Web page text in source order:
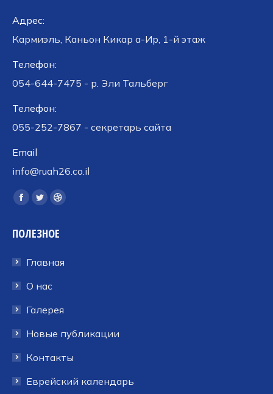
Адрес:
Кармиэль, Каньон Кикар а-Ир, 1-й этаж
Телефон:
054-644-7475 - р. Эли Тальберг
Телефон:
055-252-7867 - секретарь сайта
Email
info@ruah26.co.il
Ищите нас:
Страница
открывается
новом
окне
Страница
открывается
новом
окне
Страница
открывается
новом
ПОЛЕЗНОЕ
Главная
О нас
Галерея
Новые публикации
Контакты
Еврейский календарь